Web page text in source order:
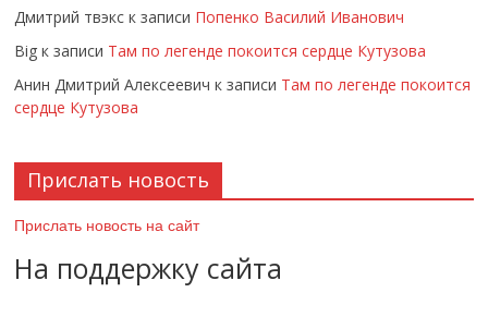
Дмитрий твэкс к записи Попенко Василий Иванович
Big к записи Там по легенде покоится сердце Кутузова
Анин Дмитрий Алексеевич к записи Там по легенде покоится
сердце Кутузова
Прислать новость
Прислать новость на сайт
На поддержку сайта